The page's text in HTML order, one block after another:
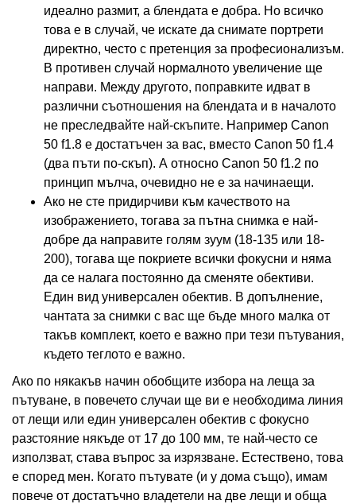
идеално размит, а блендата е добра. Но всичко
това е в случай, че искате да снимате портрети
директно, често с претенция за професионализъм.
В противен случай нормалното увеличение ще
направи. Между другото, поправките идват в
различни съотношения на блендата и в началото
не преследвайте най-скъпите. Например Canon
50 f1.8 е достатъчен за вас, вместо Canon 50 f1.4
(два пъти по-скъп). А относно Canon 50 f1.2 по
принцип мълча, очевидно не е за начинаещи.
Ако не сте придирчиви към качеството на
изображението, тогава за пътна снимка е най-
добре да направите голям зуум (18-135 или 18-
200), тогава ще покриете всички фокусни и няма
да се налага постоянно да сменяте обективи.
Един вид универсален обектив. В допълнение,
чантата за снимки с вас ще бъде много малка от
такъв комплект, което е важно при тези пътувания,
където теглото е важно.
Ако по някакъв начин обобщите избора на леща за
пътуване, в повечето случаи ще ви е необходима линия
от лещи или един универсален обектив с фокусно
разстояние някъде от 17 до 100 мм, те най-често се
използват, става въпрос за изрязване. Естествено, това
е според мен. Когато пътувате (и у дома също), имам
повече от достатъчно владетели на две лещи и обща